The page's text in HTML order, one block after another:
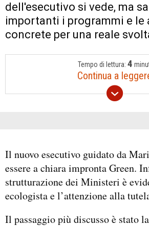
dell'esecutivo si vede, ma
importanti i programmi e le
concrete per una reale
Tempo di lettura: 4
Continua a
Il nuovo esecutivo guidato da
essere a chiara impronta Green.
strutturazione dei Ministeri è
ecologista e l’attenzione alla
Il passaggio più discusso è stato